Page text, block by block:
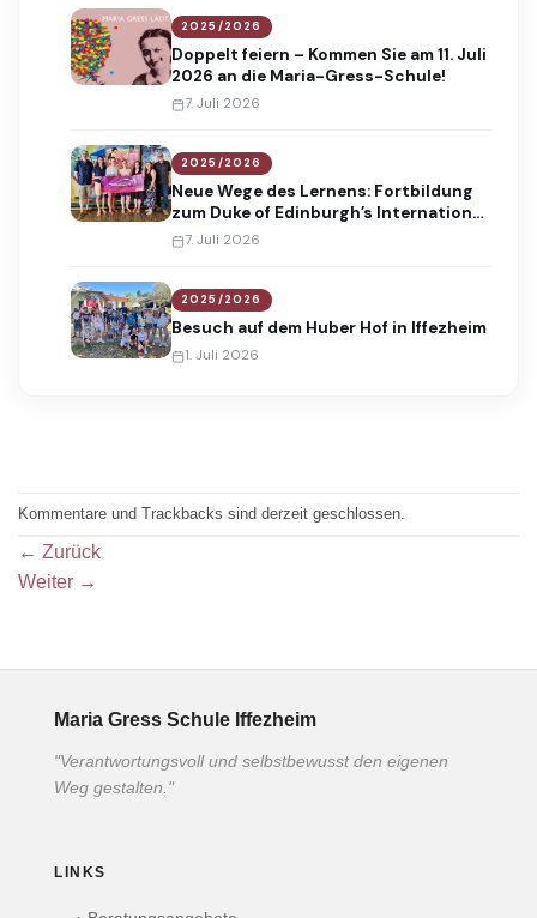
2025/2026
Doppelt feiern – Kommen Sie am 11. Juli
2026 an die Maria-Gress-Schule!
7. Juli 2026
2025/2026
Neue Wege des Lernens: Fortbildung
zum Duke of Edinburgh’s International
Award
7. Juli 2026
2025/2026
Besuch auf dem Huber Hof in Iffezheim
1. Juli 2026
Kommentare und Trackbacks sind derzeit geschlossen.
← Zurück
Weiter →
Maria Gress Schule Iffezheim
"Verantwortungsvoll und selbstbewusst den eigenen
Weg gestalten."
LINKS